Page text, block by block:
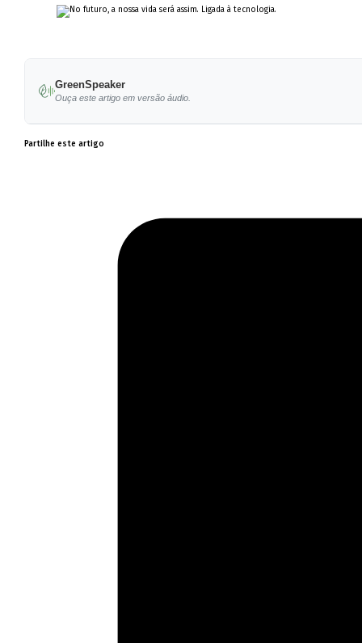
GreenSpeaker
Ouça este artigo em versão áudio.
Partilhe este artigo